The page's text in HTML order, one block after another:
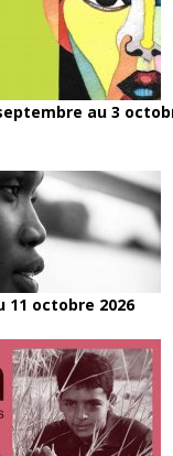
au 3
11 octobre 2026